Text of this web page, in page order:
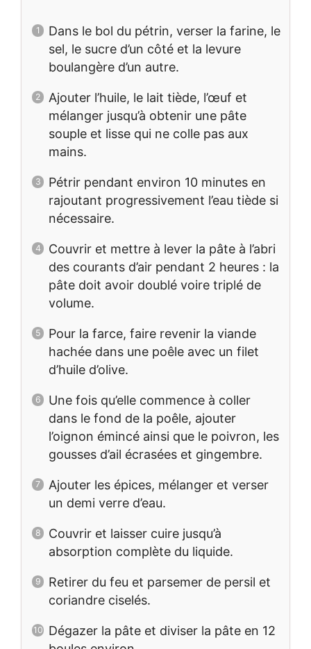
Dans le bol du pétrin, verser la farine, le
sel, le sucre d’un côté et la levure
boulangère d’un autre.
Ajouter l’huile, le lait tiède, l’œuf et
mélanger jusqu’à obtenir une pâte
souple et lisse qui ne colle pas aux
mains.
Pétrir pendant environ 10 minutes en
rajoutant progressivement l’eau tiède si
nécessaire.
Couvrir et mettre à lever la pâte à l’abri
des courants d’air pendant 2 heures : la
pâte doit avoir doublé voire triplé de
volume.
Pour la farce, faire revenir la viande
hachée dans une poêle avec un filet
d’huile d’olive.
Une fois qu’elle commence à coller
dans le fond de la poêle, ajouter
l’oignon émincé ainsi que le poivron, les
gousses d’ail écrasées et gingembre.
Ajouter les épices, mélanger et verser
un demi verre d’eau.
Couvrir et laisser cuire jusqu’à
absorption complète du liquide.
Retirer du feu et parsemer de persil et
coriandre ciselés.
Dégazer la pâte et diviser la pâte en 12